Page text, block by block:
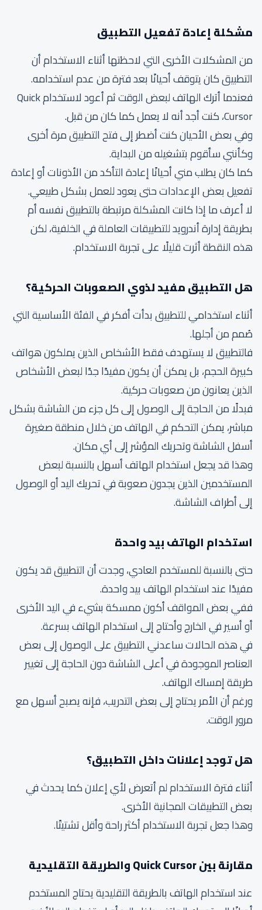
مشكلة إعادة تفعيل التطبيق
من المشكلات الأخرى التي لاحظتها أثناء الاستخدام أن
التطبيق كان يتوقف أحيانًا بعد فترة من عدم استخدامه.
فعندما أترك الهاتف لبعض الوقت ثم أعود لاستخدام Quick
Cursor، كنت أجد أنه لا يعمل كما كان من قبل.
وفي بعض الأحيان كنت أضطر إلى فتح التطبيق مرة أخرى
وكأنني سأقوم بتشغيله من البداية.
كما كان يطلب مني أحيانًا إعادة التأكد من الأذونات أو إعادة
تفعيل بعض الإعدادات حتى يعود للعمل بشكل طبيعي.
لا أعرف ما إذا كانت المشكلة مرتبطة بالتطبيق نفسه أم
بطريقة إدارة أندرويد للتطبيقات العاملة في الخلفية، لكن
هذه النقطة أثرت قليلًا على تجربة الاستخدام.
هل التطبيق مفيد لذوي الصعوبات الحركية؟
أثناء استخدامي للتطبيق بدأت أفكر في الفئة الأساسية التي
صُمم من أجلها.
فالتطبيق لا يستهدف فقط الأشخاص الذين يملكون هواتف
كبيرة الحجم، بل يمكن أن يكون مفيدًا جدًا لبعض الأشخاص
الذين يعانون من صعوبات حركية.
فبدلًا من الحاجة إلى الوصول إلى كل جزء من الشاشة بشكل
مباشر، يمكن التحكم في الهاتف من خلال منطقة صغيرة
أسفل الشاشة وتحريك المؤشر إلى أي مكان.
وهذا قد يجعل استخدام الهاتف أسهل بالنسبة لبعض
المستخدمين الذين يجدون صعوبة في تحريك اليد أو الوصول
إلى أطراف الشاشة.
استخدام الهاتف بيد واحدة
حتى بالنسبة للمستخدم العادي، وجدت أن التطبيق قد يكون
مفيدًا عند استخدام الهاتف بيد واحدة.
ففي بعض المواقف أكون ممسكة بشيء في اليد الأخرى
أو أسير في الخارج وأحتاج إلى استخدام الهاتف بسرعة.
في هذه الحالات ساعدني التطبيق على الوصول إلى بعض
العناصر الموجودة في أعلى الشاشة دون الحاجة إلى تغيير
طريقة إمساك الهاتف.
ورغم أن الأمر يحتاج إلى بعض التدريب، فإنه يصبح أسهل مع
مرور الوقت.
هل توجد إعلانات داخل التطبيق؟
أثناء فترة الاستخدام لم أتعرض لأي إعلان كما يحدث في
بعض التطبيقات المجانية الأخرى.
وهذا جعل تجربة الاستخدام أكثر راحة وأقل تشتيتًا.
مقارنة بين Quick Cursor والطريقة التقليدية
عند استخدام الهاتف بالطريقة التقليدية يحتاج المستخدم